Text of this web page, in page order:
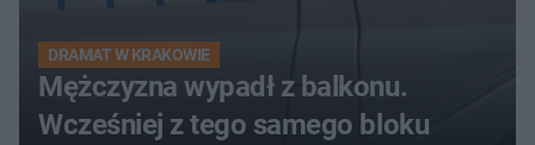
DRAMAT W KRAKOWIE
Mężczyzna wypadł z balkonu.
Wcześniej z tego samego bloku